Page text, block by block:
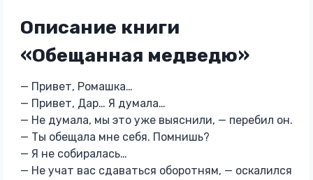
Описание книги
«Обещанная медведю»
— Привет, Ромашка…
— Привет, Дар… Я думала…
— Не думала, мы это уже выяснили, — перебил он.
— Ты обещала мне себя. Помнишь?
— Я не собиралась…
— Не учат вас сдаваться оборотням, — оскалился